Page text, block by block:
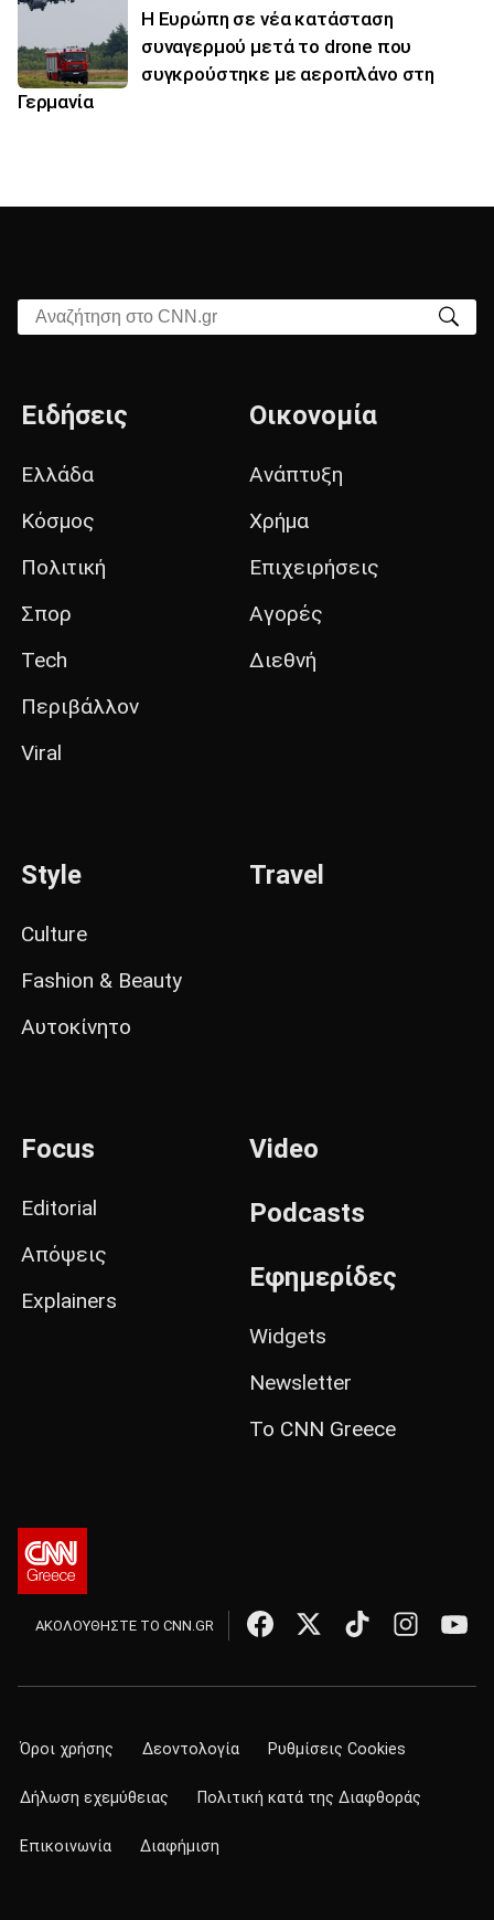
Η Ευρώπη σε νέα κατάσταση
συναγερμού μετά το drone που
συγκρούστηκε με αεροπλάνο στη
Γερμανία
Αναζήτηση στο CNN.gr
Ειδήσεις
Ελλάδα
Κόσμος
Πολιτική
Σπορ
Tech
Περιβάλλον
Viral
Οικονομία
Ανάπτυξη
Χρήμα
Επιχειρήσεις
Αγορές
Διεθνή
Style
Culture
Fashion & Beauty
Αυτοκίνητο
Travel
Focus
Editorial
Απόψεις
Explainers
Video
Podcasts
Εφημερίδες
Widgets
Newsletter
Το CNN Greece
ΑΚΟΛΟΥΘΗΣΤΕ ΤΟ CNN.GR
Όροι χρήσης Δεοντολογία Ρυθμίσεις Cookies
Δήλωση εχεμύθειας Πολιτική κατά της Διαφθοράς
Επικοινωνία Διαφήμιση